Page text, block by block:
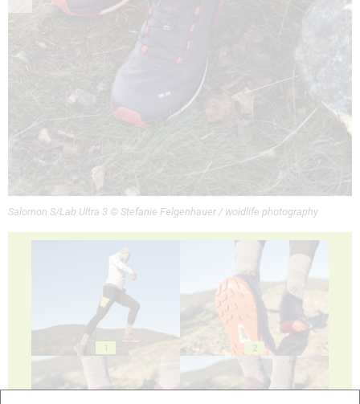
Salomon S/Lab Ultra 3 © Stefanie Felgenhauer / woidlife photography
1 2